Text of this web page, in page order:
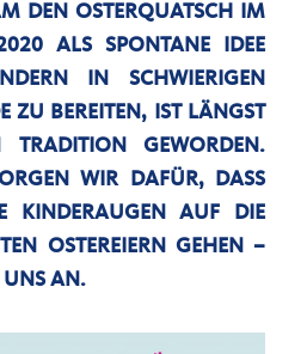
DEN OSTERQUATSCH IM
ALS SPONTANE IDEE
IN SCHWIERIGEN
ZU BEREITEN, IST LÄNGST
TRADITION GEWORDEN.
WIR DAFÜR, DASS
KINDERAUGEN AUF DIE
OSTEREIERN GEHEN –
UNS AN.